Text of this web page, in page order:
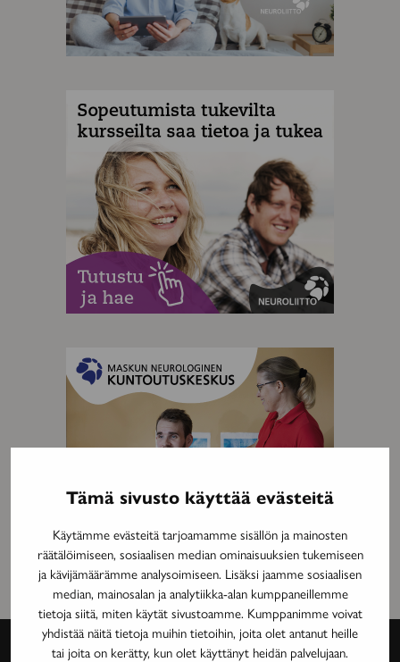
Tämä sivusto käyttää evästeitä
Käytämme evästeitä tarjoamamme sisällön ja mainosten
räätälöimiseen, sosiaalisen median ominaisuuksien tukemiseen
ja kävijämäärämme analysoimiseen. Lisäksi jaamme sosiaalisen
median, mainosalan ja analytiikka-alan kumppaneillemme
tietoja siitä, miten käytät sivustoamme. Kumppanimme voivat
yhdistää näitä tietoja muihin tietoihin, joita olet antanut heille
tai joita on kerätty, kun olet käyttänyt heidän palvelujaan.